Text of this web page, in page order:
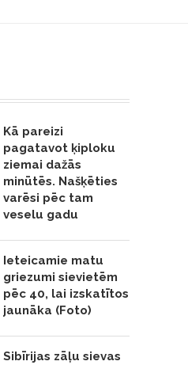
Kā pareizi
pagatavot ķiploku
ziemai dažās
minūtēs. Našķēties
varēsi pēc tam
veselu gadu
Ieteicamie matu
griezumi sievietēm
pēc 40, lai izskatītos
jaunāka (Foto)
Sibīrijas zāļu sievas